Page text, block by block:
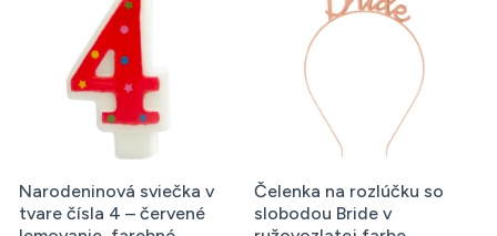
Narodeninová sviečka v
tvare čísla 4 – červené
Čelenka na rozlúčku so
slobodou Bride v